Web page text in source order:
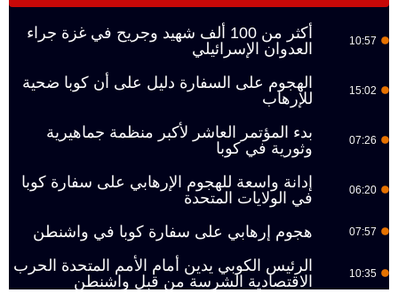
10:57
أكثر من 100 ألف شهيد وجريح في غزة جراء
العدوان الإسرائيلي
15:02
الهجوم على السفارة دليل على أن كوبا ضحية
للإرهاب
07:26
بدء المؤتمر العاشر لأكبر منظمة جماهيرية
وثورية في كوبا
06:20
إدانة واسعة للهجوم الإرهابي على سفارة كوبا
في الولايات المتحدة
07:57 هجوم إرهابي على سفارة كوبا في واشنطن
10:35
الرئيس الكوبي يدين أمام الأمم المتحدة الحرب
الاقتصادية الشرسة من قبل واشنطن